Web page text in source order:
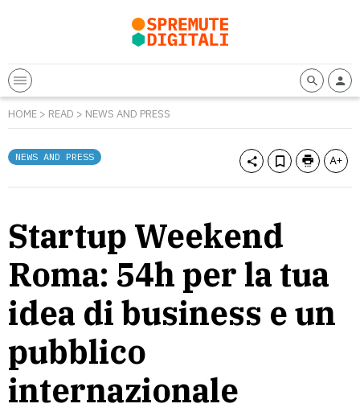
HOME > READ > NEWS AND PRESS
NEWS AND PRESS
Startup Weekend
Roma: 54h per la tua
idea di business e un
pubblico
internazionale